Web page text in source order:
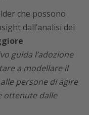
che possono
dall’analisi dei
guida l’adozione
a modellare il
persone di agire
ottenute dalle